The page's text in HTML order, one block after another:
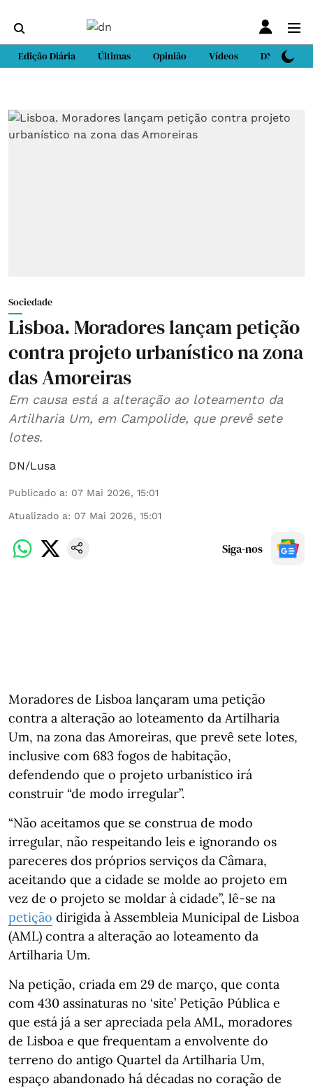
Edição Diária Últimas Opinião Vídeos DN Sport
Sociedade
Lisboa. Moradores lançam petição
contra projeto urbanístico na zona
das Amoreiras
Em causa está a alteração ao loteamento da
Artilharia Um, em Campolide, que prevê sete
lotes.
DN/Lusa
Publicado a: 07 Mai 2026, 15:01
Atualizado a: 07 Mai 2026, 15:01
Siga-nos
Moradores de Lisboa lançaram uma petição
contra a alteração ao loteamento da Artilharia
Um, na zona das Amoreiras, que prevê sete lotes,
inclusive com 683 fogos de habitação,
defendendo que o projeto urbanístico irá
construir “de modo irregular”.
“Não aceitamos que se construa de modo
irregular, não respeitando leis e ignorando os
pareceres dos próprios serviços da Câmara,
aceitando que a cidade se molde ao projeto em
vez de o projeto se moldar à cidade”, lê-se na
petição dirigida à Assembleia Municipal de Lisboa
(AML) contra a alteração ao loteamento da
Artilharia Um.
Na petição, criada em 29 de março, que conta
com 430 assinaturas no ‘site’ Petição Pública e
que está já a ser apreciada pela AML, moradores
de Lisboa e que frequentam a envolvente do
terreno do antigo Quartel da Artilharia Um,
espaço abandonado há décadas no coração de